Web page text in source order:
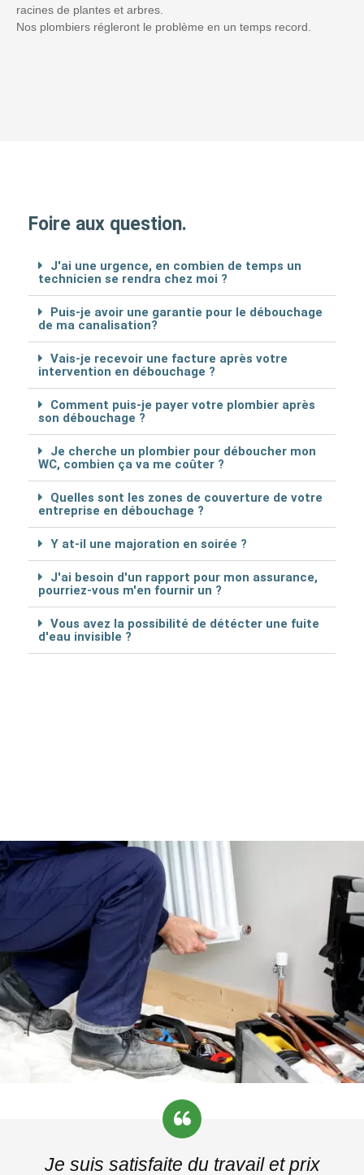
racines de plantes et arbres.
Nos plombiers régleront le problème en un temps record.
Foire aux question.
J'ai une urgence, en combien de temps un
technicien se rendra chez moi ?
Puis-je avoir une garantie pour le débouchage
de ma canalisation?
Vais-je recevoir une facture après votre
intervention en débouchage ?
Comment puis-je payer votre plombier après
son débouchage ?
Je cherche un plombier pour déboucher mon
WC, combien ça va me coûter ?
Quelles sont les zones de couverture de votre
entreprise en débouchage ?
Y at-il une majoration en soirée ?
J'ai besoin d'un rapport pour mon assurance,
pourriez-vous m'en fournir un ?
Vous avez la possibilité de détécter une fuite
d'eau invisible ?
Je suis satisfaite du travail et prix